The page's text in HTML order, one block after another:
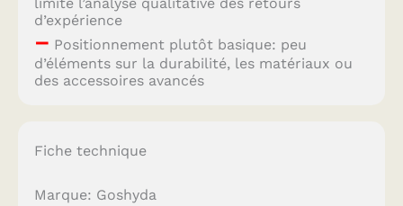
d’expérience
– Positionnement plutôt basique: peu
d’éléments sur la durabilité, les matériaux ou
des accessoires avancés
Fiche technique
Marque: Goshyda